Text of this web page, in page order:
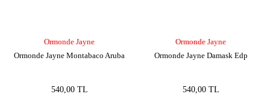
Ormonde Jayne
Ormonde Jayne Montabaco Aruba
540,00 TL
Ormonde Jayne
Ormonde Jayne Damask Edp
540,00 TL